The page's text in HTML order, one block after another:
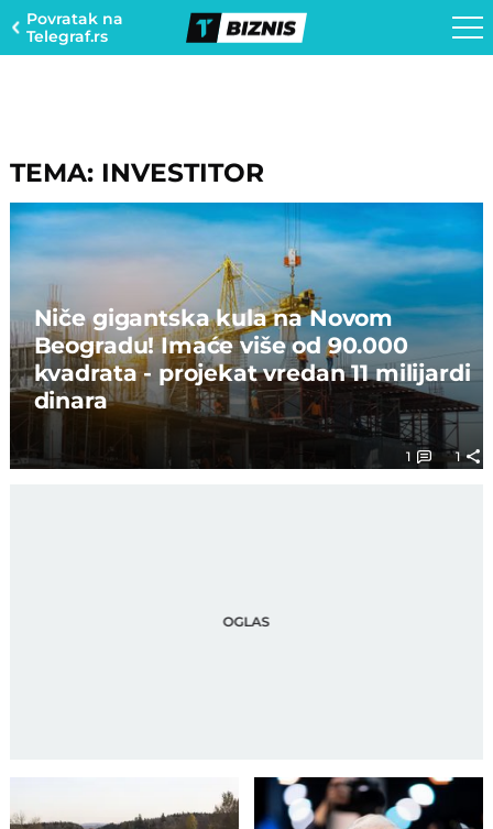
Povratak na
Telegraf.rs
TEMA: INVESTITOR
Niče gigantska kula na Novom
Beogradu! Imaće više od 90.000
kvadrata - projekat vredan 11 milijardi
dinara
1 1